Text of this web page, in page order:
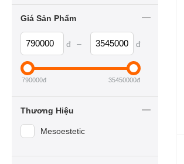
Giá Sản Phẩm
đ – đ
790000đ 35450000đ
Thương Hiệu
Mesoestetic